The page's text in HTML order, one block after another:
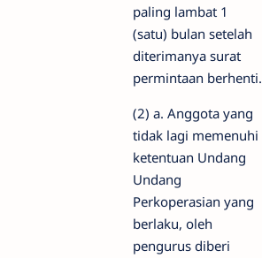
paling lambat 1
(satu) bulan setelah
diterimanya surat
permintaan berhenti.
(2) a. Anggota yang
tidak lagi memenuhi
ketentuan Undang
Undang
Perkoperasian yang
berlaku, oleh
pengurus diberi